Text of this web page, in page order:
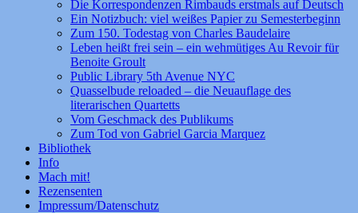
Die Korrespondenzen Rimbauds erstmals auf Deutsch
Ein Notizbuch: viel weißes Papier zu Semesterbeginn
Zum 150. Todestag von Charles Baudelaire
Leben heißt frei sein – ein wehmütiges Au Revoir für
Benoite Groult
Public Library 5th Avenue NYC
Quasselbude reloaded – die Neuauflage des
literarischen Quartetts
Vom Geschmack des Publikums
Zum Tod von Gabriel Garcia Marquez
Bibliothek
Info
Mach mit!
Rezensenten
Impressum/Datenschutz